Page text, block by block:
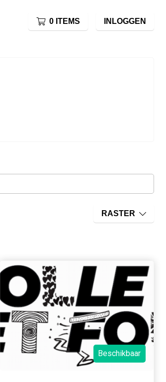
0 ITEMS INLOGGEN
RASTER
Beschikbaar